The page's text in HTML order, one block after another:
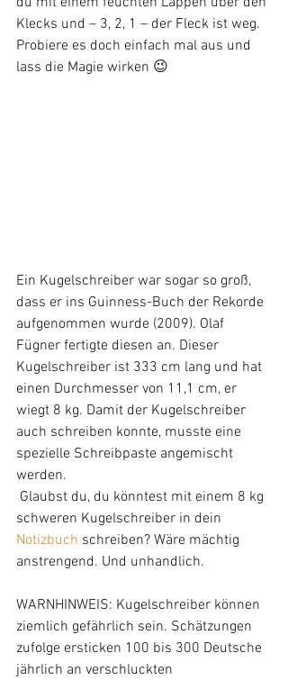
Klecks und – 3, 2, 1 – der Fleck ist weg.
Probiere es doch einfach mal aus und
lass die Magie wirken 😉
Ein Kugelschreiber war sogar so groß,
dass er ins Guinness-Buch der Rekorde
aufgenommen wurde (2009). Olaf
Fügner fertigte diesen an. Dieser
Kugelschreiber ist 333 cm lang und hat
einen Durchmesser von 11,1 cm, er
wiegt 8 kg. Damit der Kugelschreiber
auch schreiben konnte, musste eine
spezielle Schreibpaste angemischt
werden.
schweren Kugelschreiber in dein
Notizbuch schreiben? Wäre mächtig
anstrengend. Und unhandlich.
WARNHINWEIS: Kugelschreiber können
ziemlich gefährlich sein. Schätzungen
zufolge ersticken 100 bis 300 Deutsche
jährlich an verschluckten